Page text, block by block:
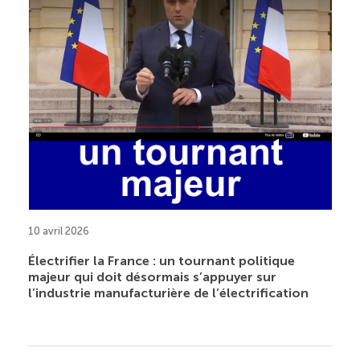
10 avril 2026
Électrifier la France : un tournant politique
majeur qui doit désormais s’appuyer sur
l’industrie manufacturière de l’électrification